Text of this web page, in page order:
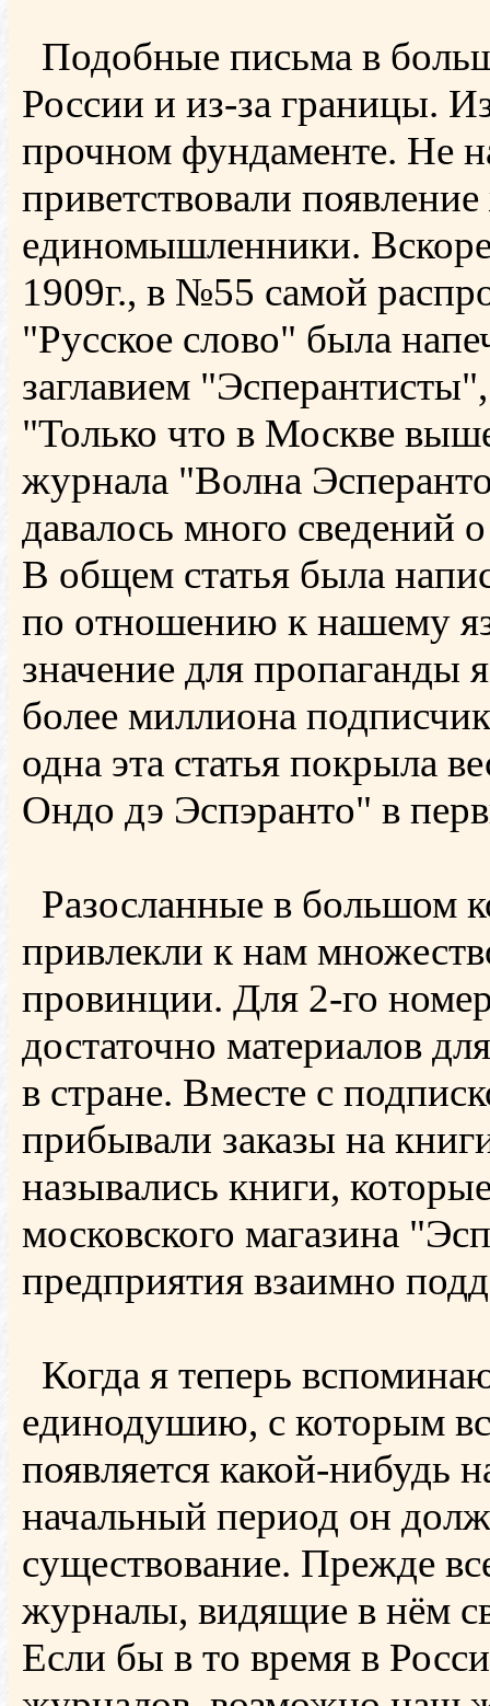
Подобные письма в
России и из-за границы.
прочном фундаменте. Не
приветствовали
единомышленники. Вскоре
1909г., в №55 самой
"Русское слово" была
заглавием
"Только что в Москве
журнала "Волна
давалось много сведений
В общем статья была
по отношению к нашему
значение для пропаганды
более миллиона
одна эта статья покрыла
Ондо дэ Эспэранто" в
Разосланные в большом
привлекли к нам
провинции. Для 2-го
достаточно материалов
в стране. Вместе с
прибывали заказы на
назывались книги,
московского магазина
предприятия взаимно
Когда я теперь
единодушию, с которым
появляется какой-
начальный период он
существование. Прежде
журналы, видящие в нём
Если бы в то время в